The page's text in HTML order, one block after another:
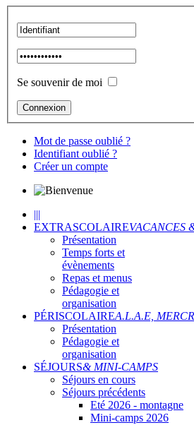
Se souvenir de moi
Mot de passe oublié ?
Identifiant oublié ?
Créer un compte
|||
EXTRASCOLAIREVACANCES
Présentation
Temps forts et
évènements
Repas et menus
Pédagogie et
organisation
PÉRISCOLAIREA.L.A.E,
Présentation
Pédagogie et
organisation
SÉJOURS& MINI-CAMPS
Séjours en cours
Séjours précédents
Eté 2026 - montagne
Mini-camps 2026